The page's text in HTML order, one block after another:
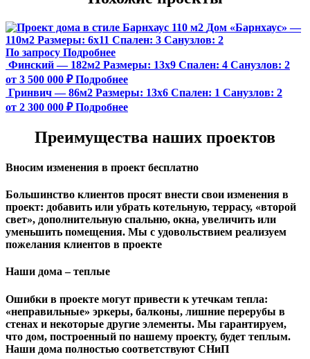
Дом «Барнхаус» —
110м2 Размеры: 6х11 Спален: 3 Санузлов: 2
По запросу Подробнее
Финский — 182м2 Размеры: 13х9 Спален: 4 Санузлов: 2
от 3 500 000 ₽ Подробнее
Гринвич — 86м2 Размеры: 13х6 Спален: 1 Санузлов: 2
от 2 300 000 ₽ Подробнее
Преимущества наших проектов
Вносим изменения в проект бесплатно
Большинство клиентов просят внести свои изменения в
проект: добавить или убрать котельную, террасу, «второй
свет», дополнительную спальню, окна, увеличить или
уменьшить помещения. Мы с удовольствием реализуем
пожелания клиентов в проекте
Наши дома – теплые
Ошибки в проекте могут привести к утечкам тепла:
«неправильные» эркеры, балконы, лишние перерубы в
стенах и некоторые другие элементы. Мы гарантируем,
чтo дом, построенный по нашему проекту, будет теплым.
Наши дома полностью соответствуют СНиП